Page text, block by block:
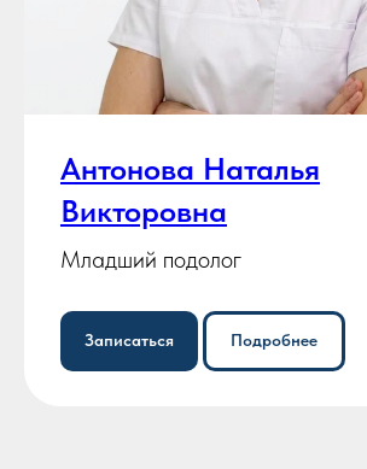
Антонова Наталья
Викторовна
Младший подолог
Записаться Подробнее